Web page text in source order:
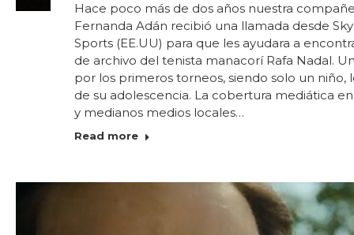
Hace poco más de dos años nuestra
Fernanda Adán recibió una llamada desde
Sports (EE.UU) para que les ayudara a
de archivo del tenista manacorí Rafa Nadal.
por los primeros torneos, siendo solo un niño,
de su adolescencia. La cobertura mediática
y medianos medios locales…
Read more